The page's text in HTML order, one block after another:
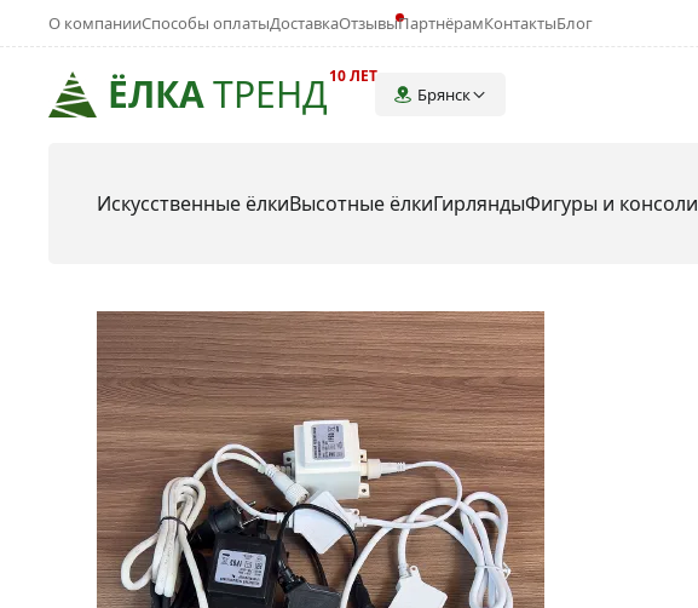
ЁЛКАТРЕНД10 ЛЕТ
Брянск
О компанииСпособы оплатыДоставкаОтзывыПартнёрамКонтактыБлог
Искусственные ёлкиВысотные ёлкиГирляндыФигуры и консоли